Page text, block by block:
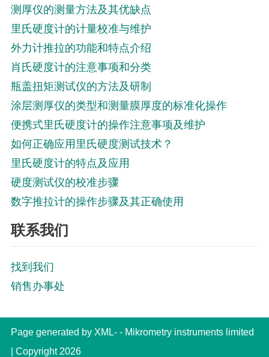
测厚仪的测量方法及其优缺点
里氏硬度计的计量校准与维护
外力计推拉的功能和特点介绍
肖氏硬度计的注意事项和分类
瓶盖扭矩测试仪的方法及研制
涂层测厚仪的类型和测量膜厚度的标准化操作
便携式里氏硬度计的操作注意事项及维护
如何正确应用里氏硬度测试技术？
里氏硬度计的特点及应用
硬度测试仪的校准步骤
数字推拉计的操作步骤及其正确使用
联系我们
找到我们
销售办事处
Page generated by XML- - Mikrometry instruments limited
| Copyright 2026